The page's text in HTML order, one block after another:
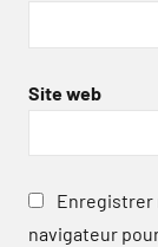
Site web
Enregistrer
navigateur